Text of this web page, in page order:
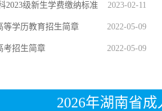
2023-02-11
2023级新生学费缴纳标准
2022-05-09
等学历教育招生简章
2022-05-09
考招生简章
2026年湖南省